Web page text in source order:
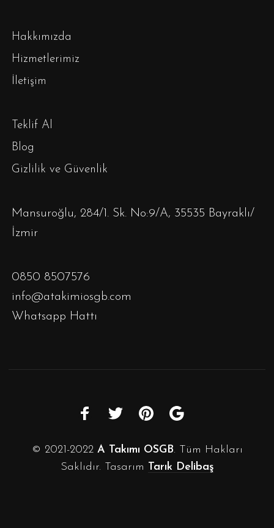
Hakkımızda
Hizmetlerimiz
İletişim
Teklif Al
Blog
Gizlilik ve Güvenlik
Mansuroğlu, 284/1. Sk. No:9/A, 35535 Bayraklı/
İzmir
0850 8507576
info@atakimiosgb.com
Whatsapp Hattı
© 2021-2022 A Takımı OSGB. Tüm Hakları
Saklıdır. Tasarım Tarık Delibaş